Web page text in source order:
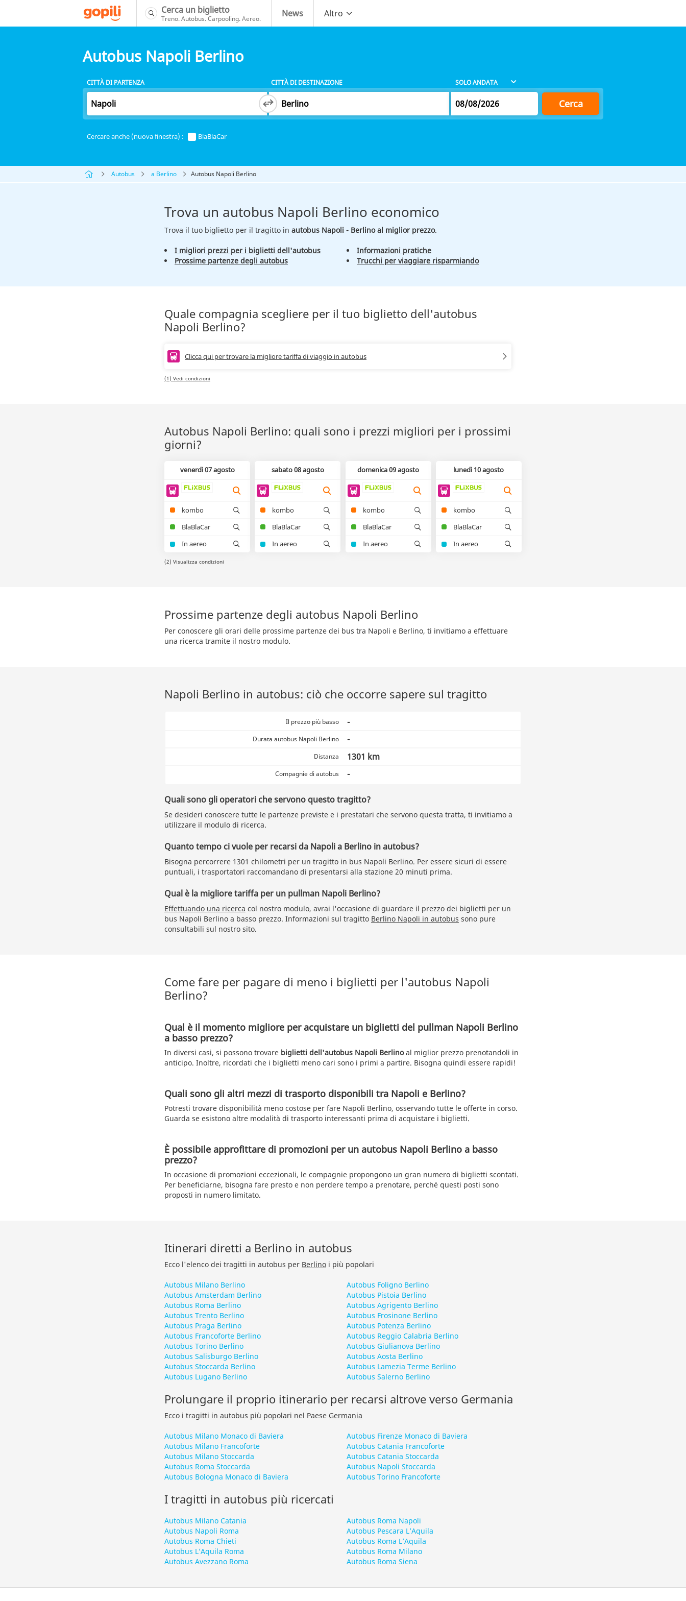
Cerca un biglietto
Treno. Autobus. Carpooling. Aereo. News Altro
Autobus Napoli Berlino
CITTÀ DI PARTENZA CITTÀ DI DESTINAZIONE
Cerca
Cercare anche (nuova finestra) : BlaBlaCar
Autobus a Berlino Autobus Napoli Berlino
Trova un autobus Napoli Berlino economico
Trova il tuo biglietto per il tragitto in autobus Napoli - Berlino al miglior prezzo.
I migliori prezzi per i biglietti dell'autobus
Prossime partenze degli autobus
Informazioni pratiche
Trucchi per viaggiare risparmiando
Quale compagnia scegliere per il tuo biglietto dell'autobus
Napoli Berlino?
Clicca qui per trovare la migliore tariffa di viaggio in autobus
(1) Vedi condizioni
Autobus Napoli Berlino: quali sono i prezzi migliori per i prossimi
giorni?
venerdì 07 agosto
kombo
BlaBlaCar
In aereo
sabato 08 agosto
kombo
BlaBlaCar
In aereo
domenica 09 agosto
kombo
BlaBlaCar
In aereo
lunedì 10 agosto
kombo
BlaBlaCar
In aereo
(2) Visualizza condizioni
Prossime partenze degli autobus Napoli Berlino
Per conoscere gli orari delle prossime partenze dei bus tra Napoli e Berlino, ti invitiamo a effettuare
una ricerca tramite il nostro modulo.
Napoli Berlino in autobus: ciò che occorre sapere sul tragitto
Il prezzo più basso -
Durata autobus Napoli Berlino -
Distanza 1301 km
Compagnie di autobus -
Quali sono gli operatori che servono questo tragitto?
Se desideri conoscere tutte le partenze previste e i prestatari che servono questa tratta, ti invitiamo a
utilizzare il modulo di ricerca.
Quanto tempo ci vuole per recarsi da Napoli a Berlino in autobus?
Bisogna percorrere 1301 chilometri per un tragitto in bus Napoli Berlino. Per essere sicuri di essere
puntuali, i trasportatori raccomandano di presentarsi alla stazione 20 minuti prima.
Qual è la migliore tariffa per un pullman Napoli Berlino?
Effettuando una ricerca col nostro modulo, avrai l'occasione di guardare il prezzo dei biglietti per un
bus Napoli Berlino a basso prezzo. Informazioni sul tragitto Berlino Napoli in autobus sono pure
consultabili sul nostro sito.
Come fare per pagare di meno i biglietti per l'autobus Napoli
Berlino?
Qual è il momento migliore per acquistare un biglietti del pullman Napoli Berlino
a basso prezzo?
In diversi casi, si possono trovare biglietti dell'autobus Napoli Berlinoal miglior prezzo prenotandoli in
anticipo. Inoltre, ricordati che i biglietti meno cari sono i primi a partire. Bisogna quindi essere rapidi!
Quali sono gli altri mezzi di trasporto disponibili tra Napoli e Berlino?
Potresti trovare disponibilità meno costose per fare Napoli Berlino, osservando tutte le offerte in corso.
Guarda se esistono altre modalità di trasporto interessanti prima di acquistare i biglietti.
È possibile approfittare di promozioni per un autobus Napoli Berlino a basso
prezzo?
In occasione di promozioni eccezionali, le compagnie propongono un gran numero di biglietti scontati.
Per beneficiarne, bisogna fare presto e non perdere tempo a prenotare, perché questi posti sono
proposti in numero limitato.
Itinerari diretti a Berlino in autobus
Ecco l'elenco dei tragitti in autobus per Berlino i più popolari
Autobus Milano Berlino
Autobus Amsterdam Berlino
Autobus Roma Berlino
Autobus Trento Berlino
Autobus Praga Berlino
Autobus Francoforte Berlino
Autobus Torino Berlino
Autobus Salisburgo Berlino
Autobus Stoccarda Berlino
Autobus Lugano Berlino
Autobus Foligno Berlino
Autobus Pistoia Berlino
Autobus Agrigento Berlino
Autobus Frosinone Berlino
Autobus Potenza Berlino
Autobus Reggio Calabria Berlino
Autobus Giulianova Berlino
Autobus Aosta Berlino
Autobus Lamezia Terme Berlino
Autobus Salerno Berlino
Prolungare il proprio itinerario per recarsi altrove verso Germania
Ecco i tragitti in autobus più popolari nel Paese Germania
Autobus Milano Monaco di Baviera
Autobus Milano Francoforte
Autobus Milano Stoccarda
Autobus Roma Stoccarda
Autobus Bologna Monaco di Baviera
Autobus Firenze Monaco di Baviera
Autobus Catania Francoforte
Autobus Catania Stoccarda
Autobus Napoli Stoccarda
Autobus Torino Francoforte
I tragitti in autobus più ricercati
Autobus Milano Catania
Autobus Napoli Roma
Autobus Roma Chieti
Autobus L’Aquila Roma
Autobus Avezzano Roma
Autobus Roma Napoli
Autobus Pescara L’Aquila
Autobus Roma L’Aquila
Autobus Roma Milano
Autobus Roma Siena